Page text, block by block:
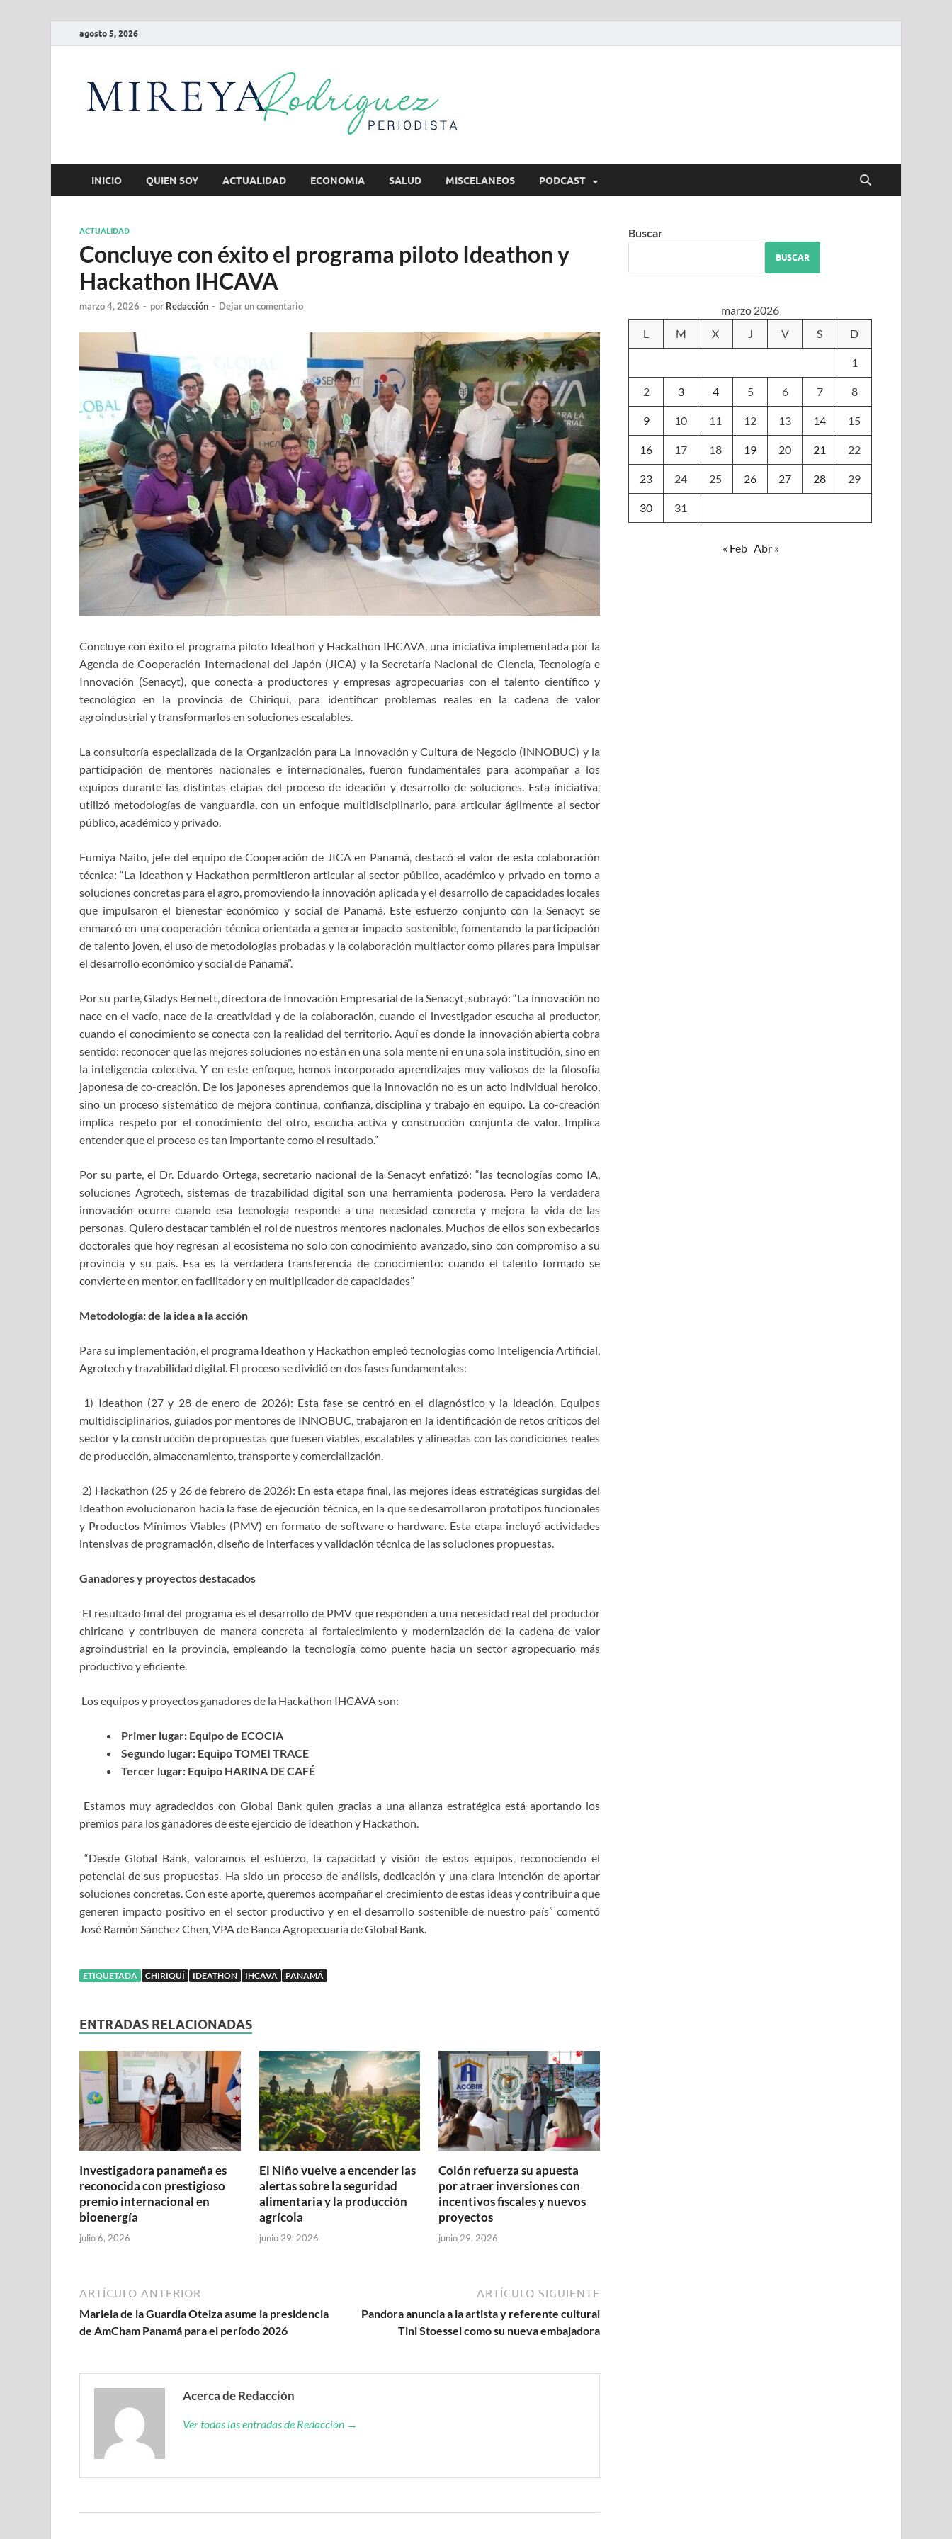
agosto 5, 2026
INICIO QUIEN SOY ACTUALIDAD ECONOMIA SALUD MISCELANEOS PODCAST
ACTUALIDAD
Concluye con éxito el programa piloto Ideathon y
Hackathon IHCAVA
marzo 4, 2026 - por Redacción - Dejar un comentario
Concluye con éxito el programa piloto Ideathon y Hackathon IHCAVA, una iniciativa implementada por la
Agencia de Cooperación Internacional del Japón (JICA) y la Secretaría Nacional de Ciencia, Tecnología e
Innovación (Senacyt), que conecta a productores y empresas agropecuarias con el talento científico y
tecnológico en la provincia de Chiriquí, para identificar problemas reales en la cadena de valor
agroindustrial y transformarlos en soluciones escalables.
La consultoría especializada de la Organización para La Innovación y Cultura de Negocio (INNOBUC) y la
participación de mentores nacionales e internacionales, fueron fundamentales para acompañar a los
equipos durante las distintas etapas del proceso de ideación y desarrollo de soluciones. Esta iniciativa,
utilizó metodologías de vanguardia, con un enfoque multidisciplinario, para articular ágilmente al sector
público, académico y privado.
Fumiya Naito, jefe del equipo de Cooperación de JICA en Panamá, destacó el valor de esta colaboración
técnica: “La Ideathon y Hackathon permitieron articular al sector público, académico y privado en torno a
soluciones concretas para el agro, promoviendo la innovación aplicada y el desarrollo de capacidades locales
que impulsaron el bienestar económico y social de Panamá. Este esfuerzo conjunto con la Senacyt se
enmarcó en una cooperación técnica orientada a generar impacto sostenible, fomentando la participación
de talento joven, el uso de metodologías probadas y la colaboración multiactor como pilares para impulsar
el desarrollo económico y social de Panamá”.
Por su parte, Gladys Bernett, directora de Innovación Empresarial de la Senacyt, subrayó: “La innovación no
nace en el vacío, nace de la creatividad y de la colaboración, cuando el investigador escucha al productor,
cuando el conocimiento se conecta con la realidad del territorio. Aquí es donde la innovación abierta cobra
sentido: reconocer que las mejores soluciones no están en una sola mente ni en una sola institución, sino en
la inteligencia colectiva. Y en este enfoque, hemos incorporado aprendizajes muy valiosos de la filosofía
japonesa de co-creación. De los japoneses aprendemos que la innovación no es un acto individual heroico,
sino un proceso sistemático de mejora continua, confianza, disciplina y trabajo en equipo. La co-creación
implica respeto por el conocimiento del otro, escucha activa y construcción conjunta de valor. Implica
entender que el proceso es tan importante como el resultado.”
Por su parte, el Dr. Eduardo Ortega, secretario nacional de la Senacyt enfatizó: “las tecnologías como IA,
soluciones Agrotech, sistemas de trazabilidad digital son una herramienta poderosa. Pero la verdadera
innovación ocurre cuando esa tecnología responde a una necesidad concreta y mejora la vida de las
personas. Quiero destacar también el rol de nuestros mentores nacionales. Muchos de ellos son exbecarios
doctorales que hoy regresan al ecosistema no solo con conocimiento avanzado, sino con compromiso a su
provincia y su país. Esa es la verdadera transferencia de conocimiento: cuando el talento formado se
convierte en mentor, en facilitador y en multiplicador de capacidades”
Metodología: de la idea a la acción
Para su implementación, el programa Ideathon y Hackathon empleó tecnologías como Inteligencia Artificial,
Agrotech y trazabilidad digital. El proceso se dividió en dos fases fundamentales:
1) Ideathon (27 y 28 de enero de 2026): Esta fase se centró en el diagnóstico y la ideación. Equipos
multidisciplinarios, guiados por mentores de INNOBUC, trabajaron en la identificación de retos críticos del
sector y la construcción de propuestas que fuesen viables, escalables y alineadas con las condiciones reales
de producción, almacenamiento, transporte y comercialización.
2) Hackathon (25 y 26 de febrero de 2026): En esta etapa final, las mejores ideas estratégicas surgidas del
Ideathon evolucionaron hacia la fase de ejecución técnica, en la que se desarrollaron prototipos funcionales
y Productos Mínimos Viables (PMV) en formato de software o hardware. Esta etapa incluyó actividades
intensivas de programación, diseño de interfaces y validación técnica de las soluciones propuestas.
Ganadores y proyectos destacados
El resultado final del programa es el desarrollo de PMV que responden a una necesidad real del productor
chiricano y contribuyen de manera concreta al fortalecimiento y modernización de la cadena de valor
agroindustrial en la provincia, empleando la tecnología como puente hacia un sector agropecuario más
productivo y eficiente.
Los equipos y proyectos ganadores de la Hackathon IHCAVA son:
Primer lugar: Equipo de ECOCIA
Segundo lugar: Equipo TOMEI TRACE
Tercer lugar: Equipo HARINA DE CAFÉ
Estamos muy agradecidos con Global Bank quien gracias a una alianza estratégica está aportando los
premios para los ganadores de este ejercicio de Ideathon y Hackathon.
“Desde Global Bank, valoramos el esfuerzo, la capacidad y visión de estos equipos, reconociendo el
potencial de sus propuestas. Ha sido un proceso de análisis, dedicación y una clara intención de aportar
soluciones concretas. Con este aporte, queremos acompañar el crecimiento de estas ideas y contribuir a que
generen impacto positivo en el sector productivo y en el desarrollo sostenible de nuestro país” comentó
José Ramón Sánchez Chen, VPA de Banca Agropecuaria de Global Bank.
ETIQUETADA CHIRIQUÍ IDEATHON IHCAVA PANAMÁ
ENTRADAS RELACIONADAS
Investigadora panameña es
reconocida con prestigioso
premio internacional en
bioenergía
julio 6, 2026
El Niño vuelve a encender las
alertas sobre la seguridad
alimentaria y la producción
agrícola
junio 29, 2026
Colón refuerza su apuesta
por atraer inversiones con
incentivos fiscales y nuevos
proyectos
junio 29, 2026
ARTÍCULO ANTERIOR
Mariela de la Guardia Oteiza asume la presidencia
de AmCham Panamá para el período 2026
ARTÍCULO SIGUIENTE
Pandora anuncia a la artista y referente cultural
Tini Stoessel como su nueva embajadora
Acerca de Redacción
Ver todas las entradas de Redacción →
Buscar
BUSCAR
marzo 2026
L
M X J V S D
1
2 3 4 5 6 7 8
9 10 11 12 13 14 15
16 17 18 19 20 21 22
23 24 25 26 27 28 29
30 31
« Feb Abr »